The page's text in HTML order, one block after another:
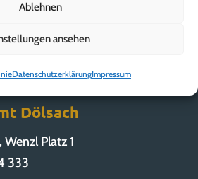
Ablehnen
ansehen
DatenschutzerklärungImpressum
Dölsach
Platz 1
333